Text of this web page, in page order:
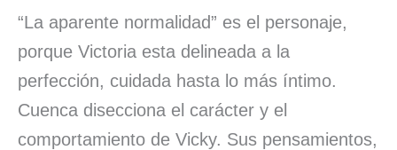
“La aparente normalidad” es el personaje,
porque Victoria esta delineada a la
perfección, cuidada hasta lo más íntimo.
Cuenca disecciona el carácter y el
comportamiento de Vicky. Sus pensamientos,